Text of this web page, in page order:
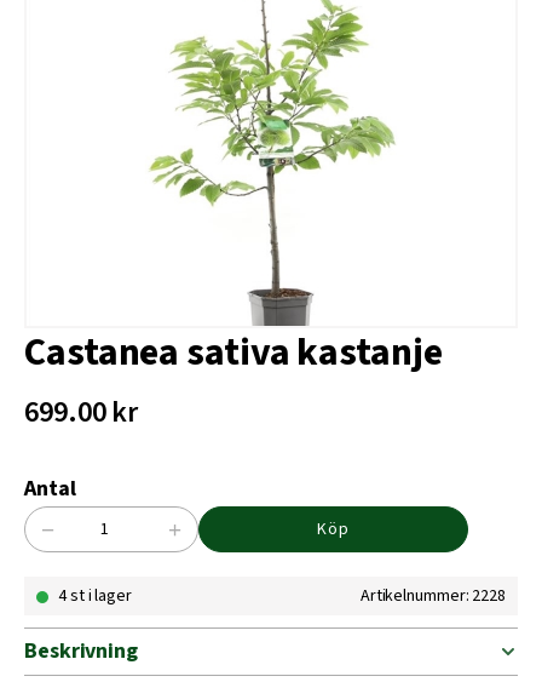
Castanea sativa kastanje
699.00kr
Antal
Castanea
kastanje
− + Köp
4 st i lager Artikelnummer: 2228
Beskrivning